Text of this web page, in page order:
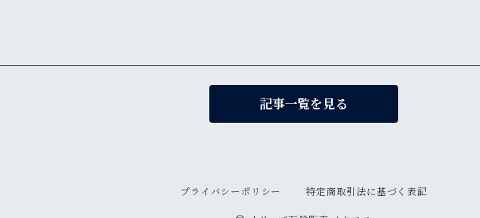
記事一覧を見る
プライバシーポリシー 特定商取引法に基づく表記